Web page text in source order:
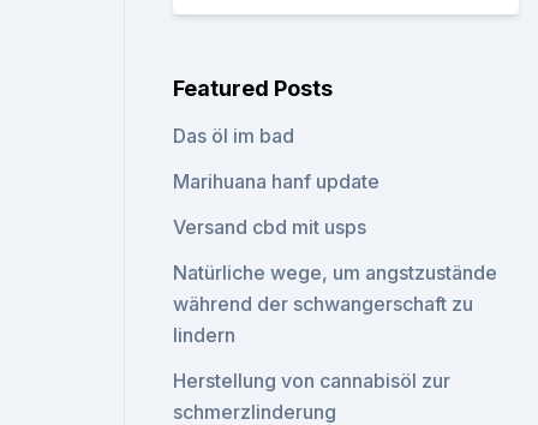
Featured Posts
Das öl im bad
Marihuana hanf update
Versand cbd mit usps
Natürliche wege, um angstzustände
während der schwangerschaft zu
lindern
Herstellung von cannabisöl zur
schmerzlinderung